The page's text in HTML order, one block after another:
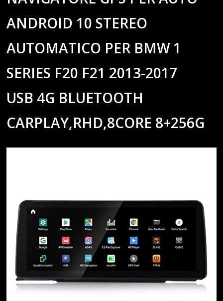
ANDROID 10 STEREO
AUTOMATICO PER BMW 1
SERIES F20 F21 2013-2017
USB 4G BLUETOOTH
CARPLAY,RHD,8CORE 8+256G